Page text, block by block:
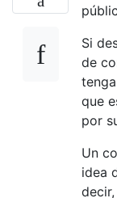
Si
de
que
por
Un
idea